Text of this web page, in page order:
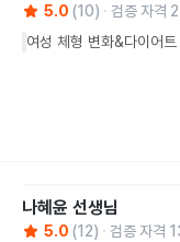
5.0 (10) 검증 자격 2
여성 체형 변화&다이어
나혜윤 선생님
5.0 (12) 검증 자격